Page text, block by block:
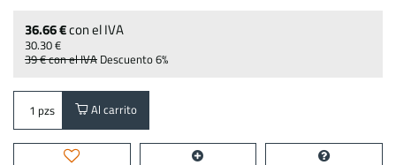
36.66 €con el IVA
30.30 €
39 €con el IVA Descuento6%
pzs Al carrito